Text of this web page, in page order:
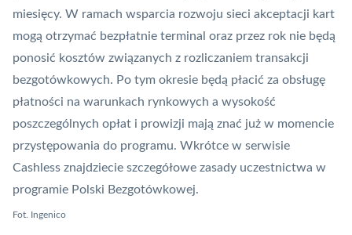
miesięcy. W ramach wsparcia rozwoju sieci akceptacji kart
mogą otrzymać bezpłatnie terminal oraz przez rok nie będą
ponosić kosztów związanych z rozliczaniem transakcji
bezgotówkowych. Po tym okresie będą płacić za obsługę
płatności na warunkach rynkowych a wysokość
poszczególnych opłat i prowizji mają znać już w momencie
przystępowania do programu. Wkrótce w serwisie
Cashless znajdziecie szczegółowe zasady uczestnictwa w
programie Polski Bezgotówkowej.
Fot. Ingenico